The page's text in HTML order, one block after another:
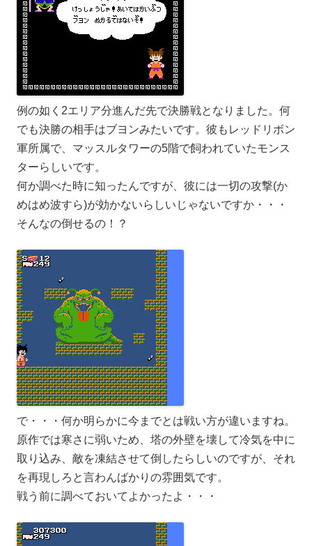
例の如く2エリア分進んだ先で決勝戦となりました。何
でも決勝の相手はブヨンみたいです。彼もレッドリボン
軍所属で、マッスルタワーの5階で飼われていたモンス
ターらしいです。
何か調べた時に知ったんですが、彼には一切の攻撃(か
めはめ波すら)が効かないらしいじゃないですか・・・
そんなの倒せるの！？
で・・・何か明らかに今までとは戦い方が違いますね。
原作では寒さに弱いため、塔の外壁を壊して冷気を中に
取り込み、敵を凍結させて倒したらしいのですが、それ
を再現しろと言わんばかりの雰囲気です。
戦う前に調べておいてよかったよ・・・